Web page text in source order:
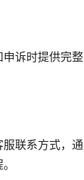
诉时提供完整
联系方式，通